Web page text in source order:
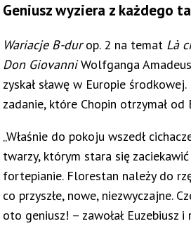
Geniusz wyziera z każdego
Wariacje B-durop. 2 na tematLà
Don GiovanniWolfganga
zyskał sławę w Europie środkowej.
zadanie, które Chopin otrzymał od
„Właśnie do pokoju wszedł
twarzy, którym stara się
fortepianie. Florestan należy do
co przyszłe, nowe, niezwyczajne.
oto geniusz! – zawołał Euzebiusz